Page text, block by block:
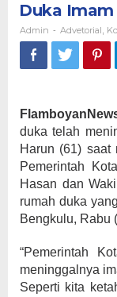
Duka
Admin - Advetorial
duka telah
Harun (61) saat
Pemerintah
Hasan dan
rumah duka
Bengkulu, Rabu
“Pemerintah
meninggalnya
Seperti kita